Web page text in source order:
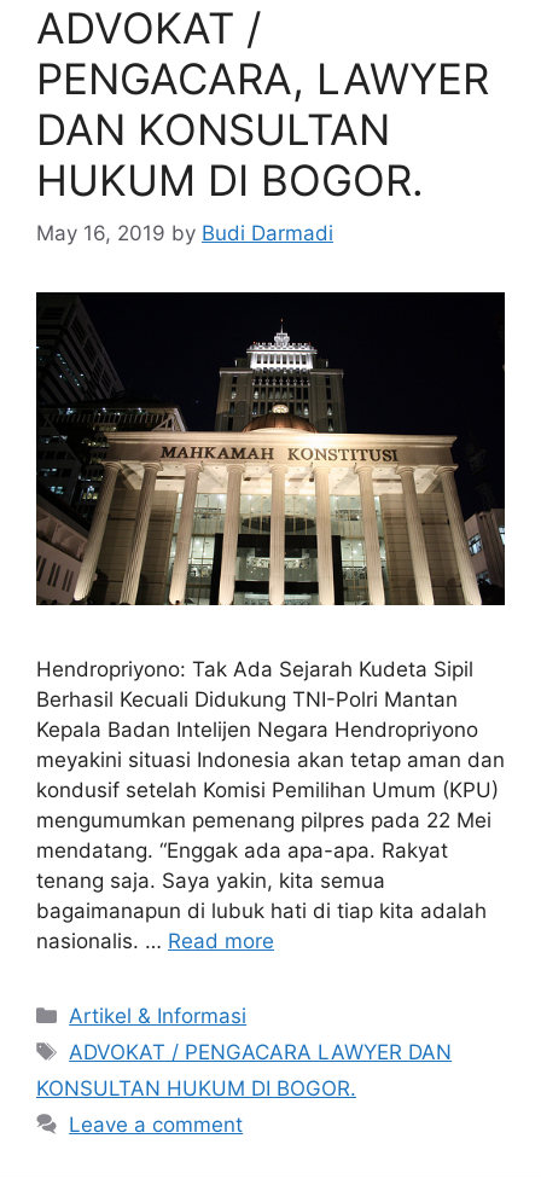
ADVOKAT /
PENGACARA, LAWYER
DAN KONSULTAN
HUKUM DI BOGOR.
May 16, 2019 by Budi Darmadi
Hendropriyono: Tak Ada Sejarah Kudeta Sipil
Berhasil Kecuali Didukung TNI-Polri Mantan
Kepala Badan Intelijen Negara Hendropriyono
meyakini situasi Indonesia akan tetap aman dan
kondusif setelah Komisi Pemilihan Umum (KPU)
mengumumkan pemenang pilpres pada 22 Mei
mendatang. “Enggak ada apa-apa. Rakyat
tenang saja. Saya yakin, kita semua
bagaimanapun di lubuk hati di tiap kita adalah
nasionalis. … Read more
Artikel & Informasi
ADVOKAT / PENGACARA LAWYER DAN
KONSULTAN HUKUM DI BOGOR.
Leave a comment